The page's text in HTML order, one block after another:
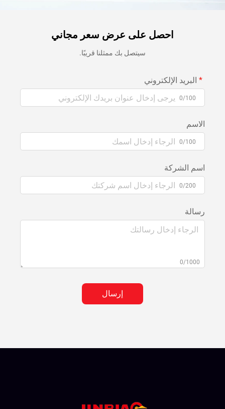
احصل على عرض سعر مجاني
سيتصل بك ممثلنا قريبًا.
البريد الإلكتروني
0/100
الاسم
0/100
اسم الشركة
0/200
رسالة
0/1000
إرسال